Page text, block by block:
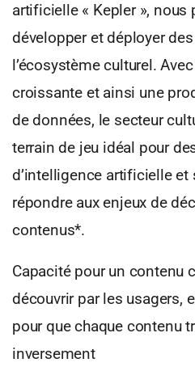
artificielle « Kepler », nous
développer et déployer
l’écosystème culturel.
croissante et ainsi une
de données, le secteur
terrain de jeu idéal pour
d’intelligence artificielle
répondre aux enjeux de
contenus*.
Capacité pour un contenu
découvrir par les usagers,
pour que chaque contenu
inversement